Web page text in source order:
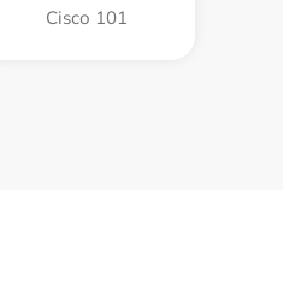
Cisco 101